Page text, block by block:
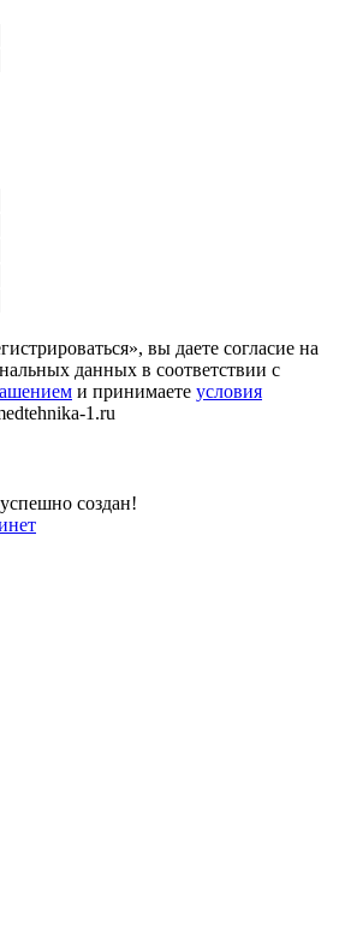
вы даете согласие на
данных в соответствии с
и принимаете условия
1.ru
создан!